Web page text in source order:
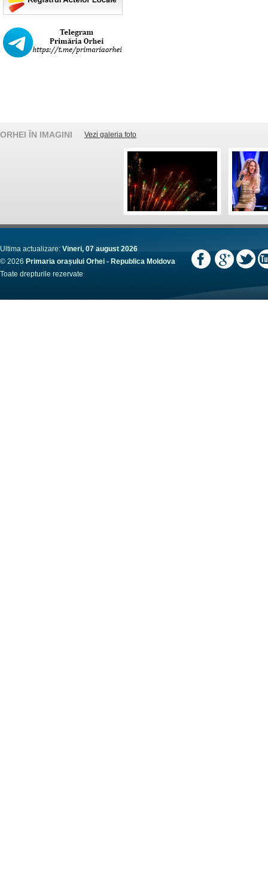
ORHEI ÎN IMAGINI Vezi galeria foto
Ultima actualizare: Vineri, 07 august 2026
© 2026 Primaria orașului Orhei - Republica Moldova
Toate drepturile rezervate